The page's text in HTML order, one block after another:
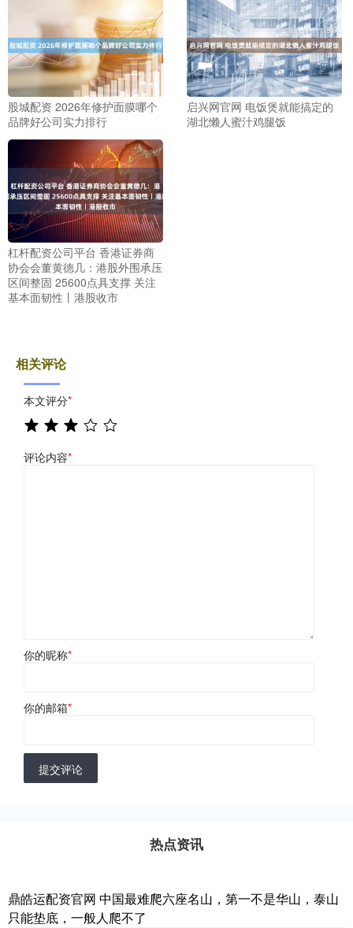
股城配资 2026年修护面膜哪个
品牌好公司实力排行
启兴网官网 电饭煲就能搞定的
湖北懒人蜜汁鸡腿饭
杠杆配资公司平台 香港证券商
协会会董黄德几：港股外围承压
区间整固 25600点具支撑 关注
基本面韧性丨港股收市
相关评论
本文评分*
评论内容*
你的昵称*
你的邮箱*
提交评论
热点资讯
鼎皓运配资官网 中国最难爬六座名山，第一不是华山，泰山
只能垫底，一般人爬不了